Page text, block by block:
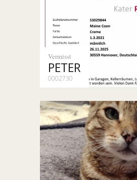
Vermisst
PETER
0002730